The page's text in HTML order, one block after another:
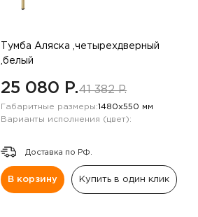
Тумба Аляска ,четырехдверный
,белый
25 080 P.41 382 P.
Габаритные размеры:1480х550 мм
Варианты исполнения (цвет):
Доставка по РФ.
В корзину Купить в один клик